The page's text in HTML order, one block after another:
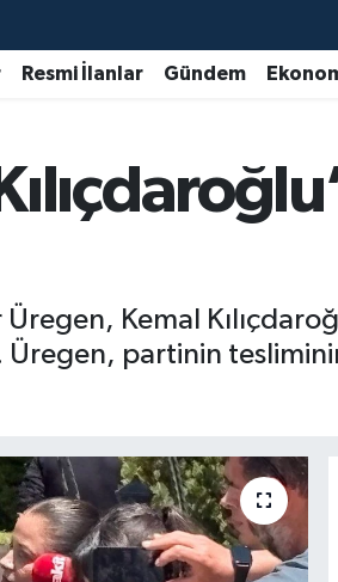
Resmi İlanlar Gündem
Kemal
partinin